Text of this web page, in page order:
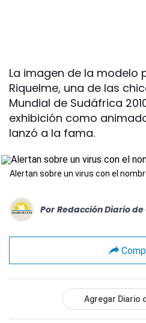
La imagen de la modelo
Riquelme, una de las
Mundial de Sudáfrica
exhibición como
lanzó a la fama.
Alertan sobre un virus con el
Por Redacción Diario de
Agregar Diario